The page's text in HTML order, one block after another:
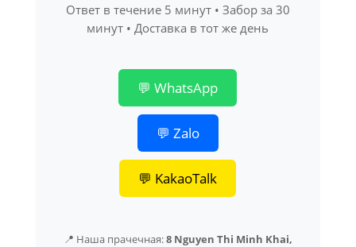
Ответ в течение 5 минут • Забор за 30
минут • Доставка в тот же день
💬 WhatsApp
💬 Zalo
💬 KakaoTalk
📍 Наша прачечная:8 Nguyen Thi Minh Khai,